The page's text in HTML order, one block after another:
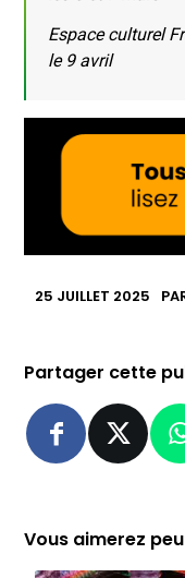
Espace culturel
le 9 avril
25 JUILLET 2025
Partager cette
Vous aimerez